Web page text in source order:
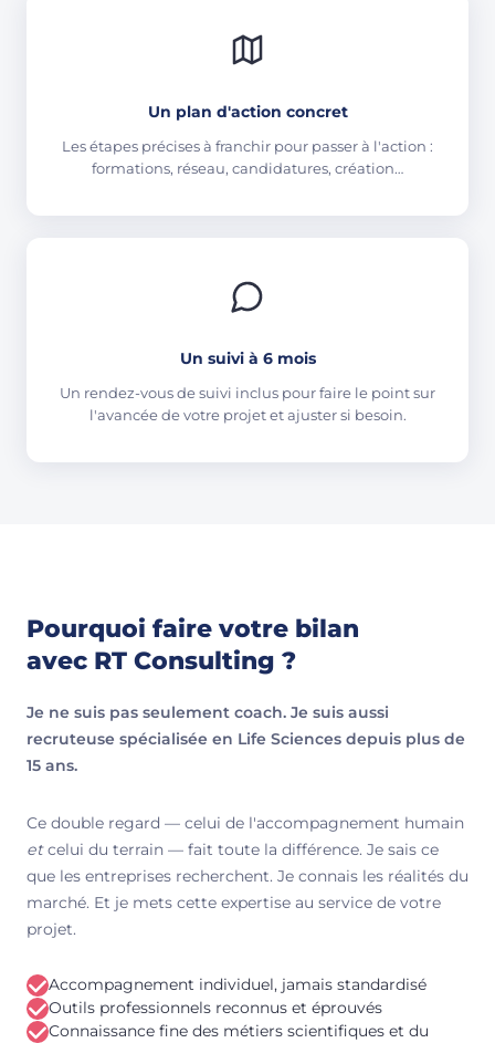
Un plan d'action concret
Les étapes précises à franchir pour passer à l'action :
formations, réseau, candidatures, création…
Un suivi à 6 mois
Un rendez-vous de suivi inclus pour faire le point sur
l'avancée de votre projet et ajuster si besoin.
Pourquoi faire votre bilan
avec RT Consulting ?
Je ne suis pas seulement coach. Je suis aussi
recruteuse spécialisée en Life Sciences depuis plus de
15 ans.
Ce double regard — celui de l'accompagnement humain
etcelui du terrain — fait toute la différence. Je sais ce
que les entreprises recherchent. Je connais les réalités du
marché. Et je mets cette expertise au service de votre
projet.
Accompagnement individuel, jamais standardisé
Outils professionnels reconnus et éprouvés
Connaissance fine des métiers scientifiques et du